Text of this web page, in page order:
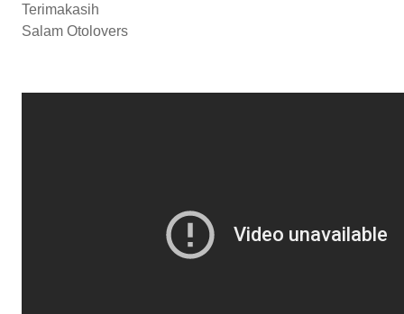
Terimakasih
Salam Otolovers